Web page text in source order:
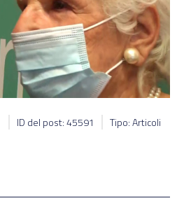
ID del post: 45591 Tipo: Articoli